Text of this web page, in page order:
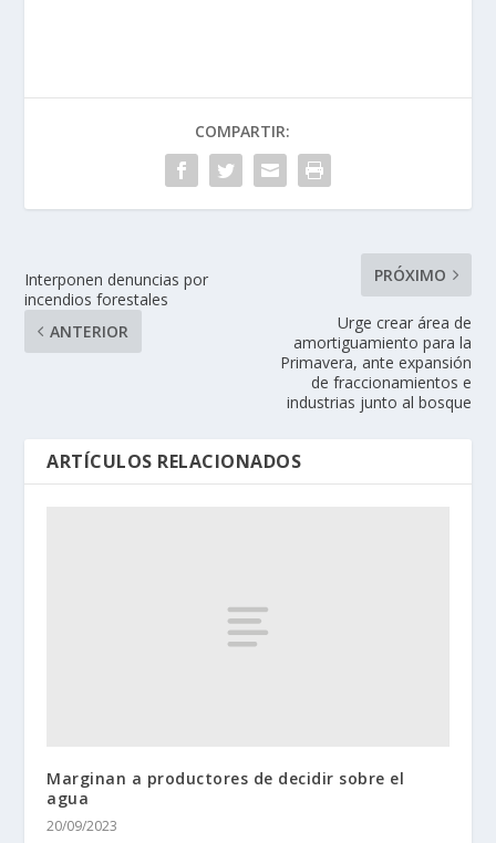
COMPARTIR:
Interponen denuncias por
incendios forestales
ANTERIOR
PRÓXIMO
Urge crear área de
amortiguamiento para la
Primavera, ante expansión
de fraccionamientos e
industrias junto al bosque
ARTÍCULOS RELACIONADOS
Marginan a productores de decidir sobre el
agua
20/09/2023